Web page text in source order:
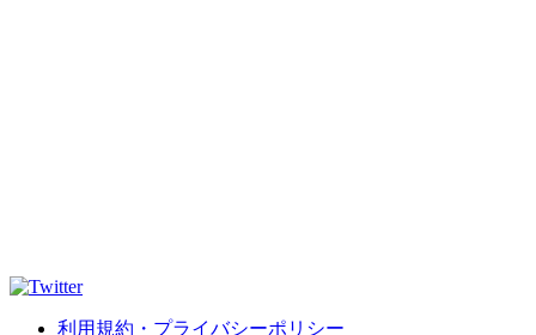
利用規約・プライバシーポリシー